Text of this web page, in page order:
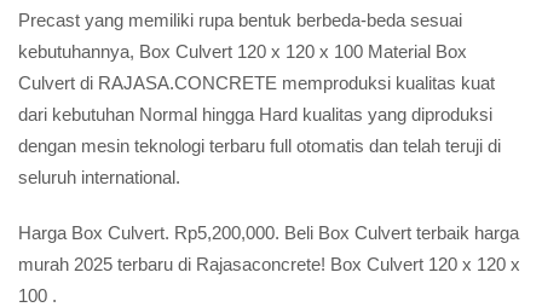
Precast yang memiliki rupa bentuk berbeda-beda sesuai
kebutuhannya, Box Culvert 120 x 120 x 100 Material Box
Culvert di RAJASA.CONCRETE memproduksi kualitas kuat
dari kebutuhan Normal hingga Hard kualitas yang diproduksi
dengan mesin teknologi terbaru full otomatis dan telah teruji di
seluruh international.
Harga Box Culvert. Rp5,200,000. Beli Box Culvert terbaik harga
murah 2025 terbaru di Rajasaconcrete! Box Culvert 120 x 120 x
100 .